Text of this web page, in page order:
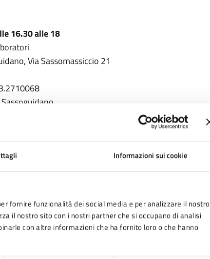
Informazioni sui cookie
fornire funzionalità dei social media e per analizzare il nostro
il nostro sito con i nostri partner che si occupano di analisi
con altre informazioni che ha fornito loro o che hanno
16.30 alle 18
Via Sassomassiccio 21
23
e mitologiche
– 053620813
in collaborazione con Associazione Freesky